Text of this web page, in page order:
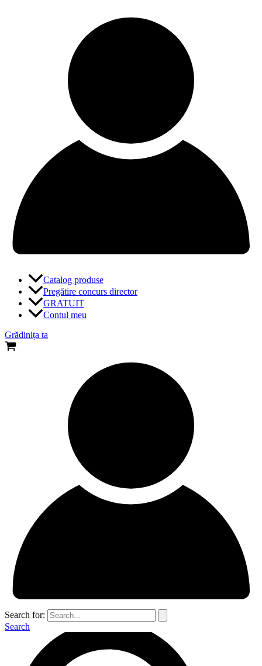
Catalog produse
Pregătire concurs director
GRATUIT
Contul meu
Grădinița ta
Search for:
Search